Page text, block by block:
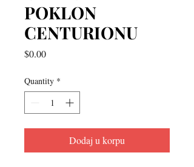
POKLON
CENTURIONU
$0.00Price
Quantity *
Dodaj u korpu